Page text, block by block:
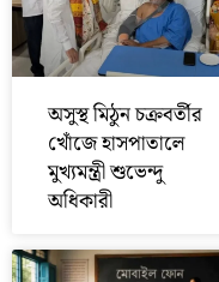
অসুস্থ মিঠুন চক্রবর্তীর
খোঁজে হাসপাতালে
মুখ্যমন্ত্রী শুভেন্দু
অধিকারী